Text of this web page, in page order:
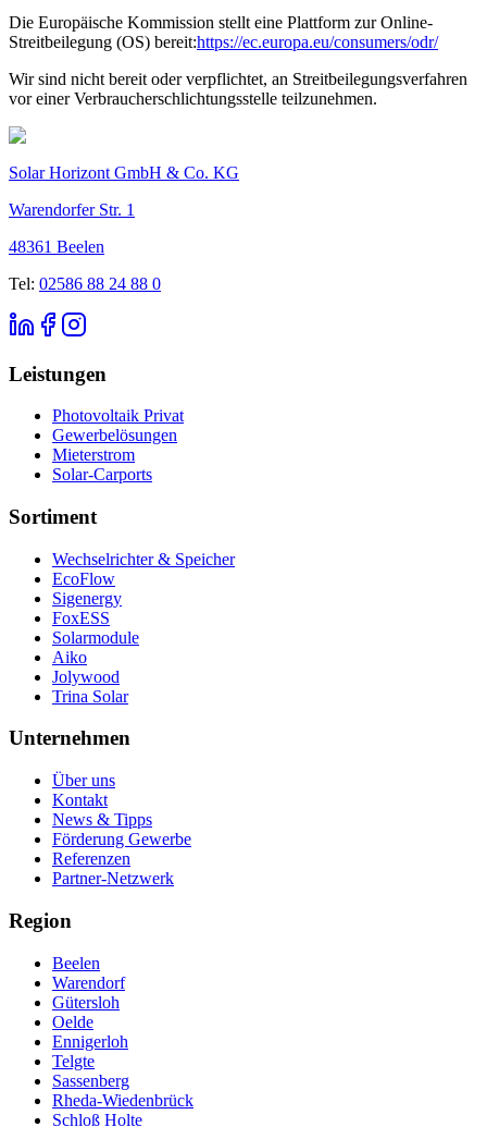
Die Europäische Kommission stellt eine Plattform zur Online-
Streitbeilegung (OS) bereit:https://ec.europa.eu/consumers/odr/
Wir sind nicht bereit oder verpflichtet, an Streitbeilegungsverfahren
vor einer Verbraucherschlichtungsstelle teilzunehmen.
Solar Horizont GmbH & Co. KG
Warendorfer Str. 1
48361 Beelen
Tel: 02586 88 24 88 0
Leistungen
Photovoltaik Privat
Gewerbelösungen
Mieterstrom
Solar-Carports
Sortiment
Wechselrichter & Speicher
EcoFlow
Sigenergy
FoxESS
Solarmodule
Aiko
Jolywood
Trina Solar
Unternehmen
Über uns
Kontakt
News & Tipps
Förderung Gewerbe
Referenzen
Partner-Netzwerk
Region
Beelen
Warendorf
Gütersloh
Oelde
Ennigerloh
Telgte
Sassenberg
Rheda-Wiedenbrück
Schloß Holte